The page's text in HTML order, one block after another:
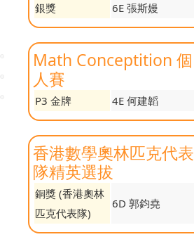
銀獎 6E 張斯嫚
Math Conceptition 個
人賽
P3 金牌 4E 何建韜
香港數學奧林匹克代表
隊精英選拔
銅獎 (香港奧林
匹克代表隊)
6D 郭鈞堯